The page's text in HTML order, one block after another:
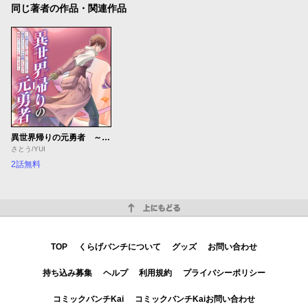
同じ著者の作品・関連作品
異世界帰りの元勇者 ～女神の力で持ち帰ったアイテムで現代ダンジョンをソロ攻略するはずが何故かパーティーを組んでます～
さとう/YUI
2話無料
TOP くらげバンチについて グッズ お問い合わせ
持ち込み募集 ヘルプ 利用規約 プライバシーポリシー
コミックバンチKai コミックバンチKaiお問い合わせ